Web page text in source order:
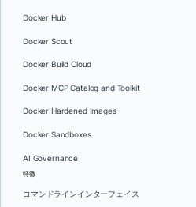
Docker Hub
Docker Scout
Docker Build Cloud
Docker MCP Catalog and Toolkit
Docker Hardened Images
Docker Sandboxes
AI Governance
特徴
コマンドラインインターフェイス